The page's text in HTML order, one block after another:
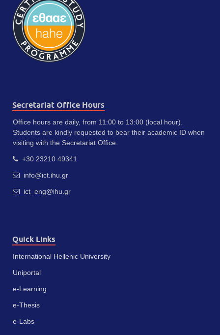
Secretariat Office Hours
Office hours are daily, from 11:00 to 13:00 (local hour).
Students are kindly requested to bear their academic ID when
visiting with the Secretariat Office.
+30 23210 49341
info@ict.ihu.gr
ict_eng@ihu.gr
Quick Links
International Hellenic University
Uniportal
e-Learning
e-Thesis
e-Labs